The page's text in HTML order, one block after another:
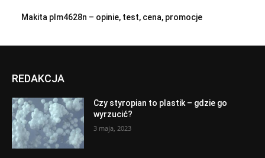
Makita plm4628n – opinie, test, cena, promocje
REDAKCJA
Czy styropian to plastik – gdzie go
wyrzucić?
3 maja, 2023